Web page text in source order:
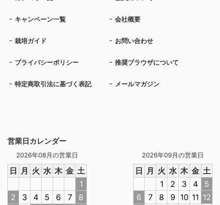
営業日カレンダー
2026年08月の営業日
日 月 火 水 木 金 土
1
2
3 4 5 6 7 8
2026年09月の営業日
日 月 火 水 木 金 土
1
2 3 4
5
6
7 8 9 10 11 12
キャンペーン一覧 会社概要
栽培ガイド お問い合わせ
プライバシーポリシー 推奨ブラウザについて
特定商取引法に基づく表記 メールマガジン